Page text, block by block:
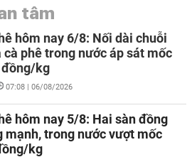
tâm
hôm nay 6/8: Nối dài chuỗi
cà phê trong nước áp sát mốc
đồng/kg
07:08 | 06/08/2026
hôm nay 5/8: Hai sàn đồng
mạnh, trong nước vượt mốc
kg